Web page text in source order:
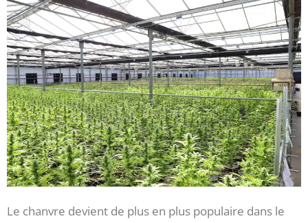
Le chanvre devient de plus en plus populaire dans le